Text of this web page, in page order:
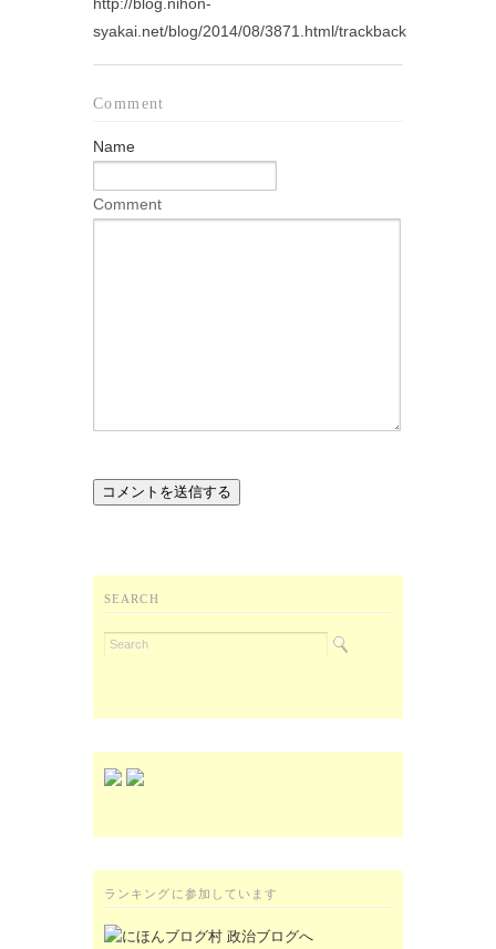
syakai.net/blog/2014/08/3871.html/trackback
Comment
Name
Comment
SEARCH
ランキングに参加しています